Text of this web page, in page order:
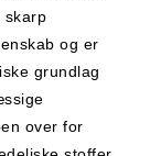
skarp
og er
grundlag
over for